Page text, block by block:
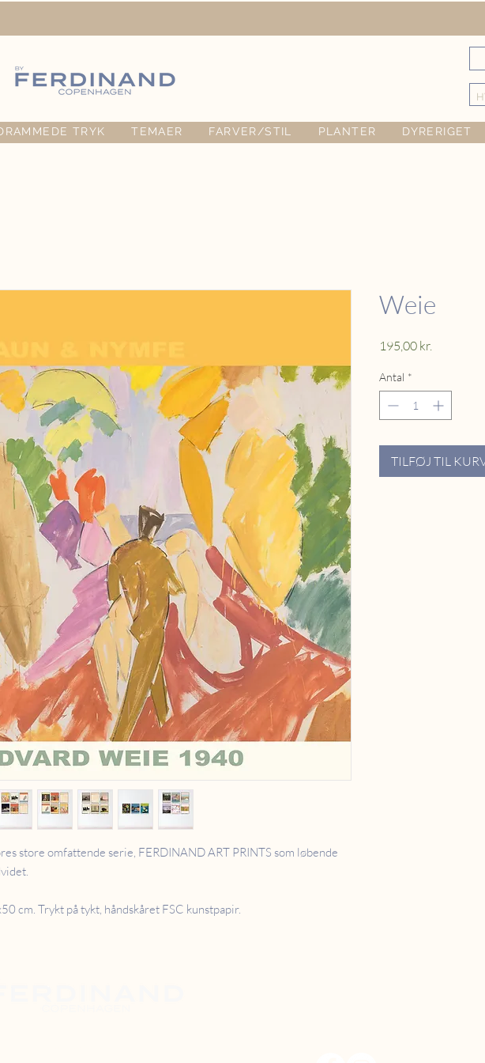
TRYK TEMAER FARVER/STIL PLANTER DYRERIGET
store omfattende serie, FERDINAND ART PRINTS som løbende
cm. Trykt på tykt, håndskåret FSC kunstpapir.
Weie
195,00 kr.
Antal *
TILFØJ TIL